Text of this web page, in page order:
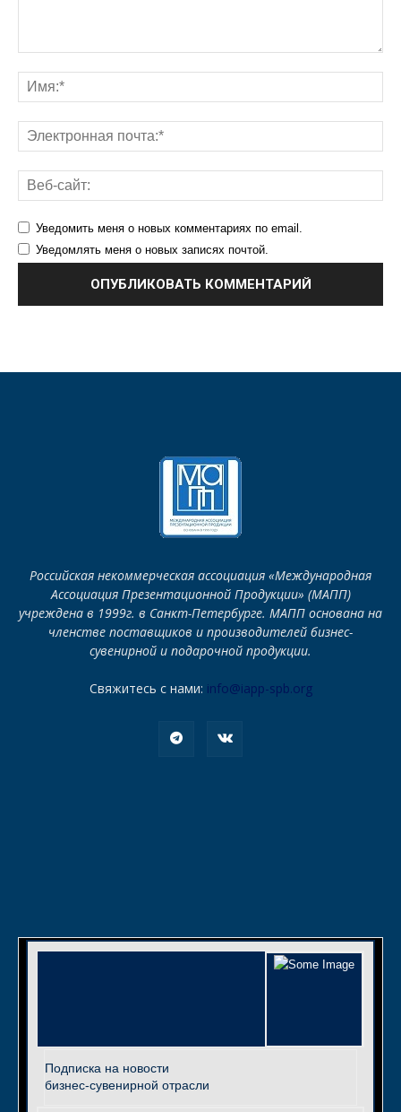
Уведомить меня о новых комментариях по email.
Уведомлять меня о новых записях почтой.
Российская некоммерческая ассоциация «Международная
Ассоциация Презентационной Продукции» (МАПП)
учреждена в 1999г. в Санкт-Петербурге. МАПП основана на
членстве поставщиков и производителей бизнес-
сувенирной и подарочной продукции.
Свяжитесь с нами: info@iapp-spb.org
Подписка на новости
бизнес-сувенирной отрасли